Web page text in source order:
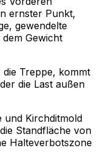
ernster Punkt,
gewendelte
Gewicht
Treppe, kommt
die Last außen
und Kirchditmold
Standfläche von
Halteverbotszone